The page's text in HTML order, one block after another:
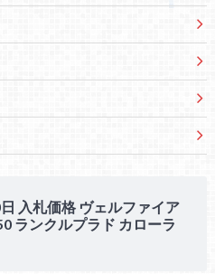
入札価格 ヴェルファイア
ランクルプラド カローラ